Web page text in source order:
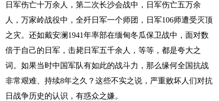
日军伤亡十万余人，第二次长沙会战中，日军伤亡五万余
人，万家岭战役中，全歼日军一个师团，日军106师遭受灭顶
之灾。还如戴安澜1941年率部在缅甸冬瓜保卫战中，面对数
倍于自己的日军，击毙日军五千余人，等等，都是夸大之
词。如果当时中国军队有如此的战斗力，那么缘何全国抗战
非常艰难、持续8年之久？这些不实之说，严重败坏人们对抗
日战争历史的认识，有惑众之嫌。